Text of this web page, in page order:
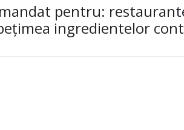
pentru:
ingredientelor